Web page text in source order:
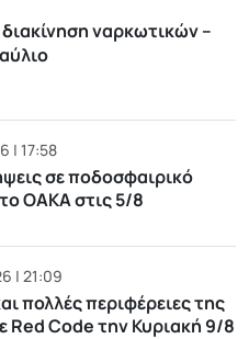
ναρκωτικών –
| 17:58
σε ποδοσφαιρικό
ΟΑΚΑ στις 5/8
| 21:09
πολλές περιφέρειες της
Red Code την Κυριακή 9/8